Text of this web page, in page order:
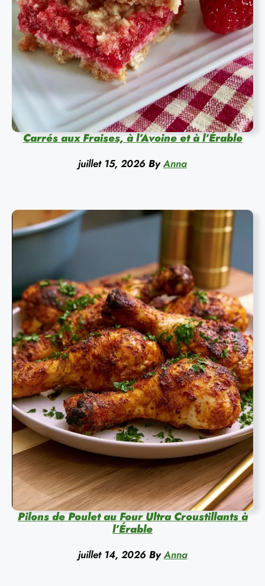
Carrés aux Fraises, à l’Avoine et à l’Érable
juillet 15, 2026 By Anna
Pilons de Poulet au Four Ultra Croustillants à
l’Érable
juillet 14, 2026 By Anna